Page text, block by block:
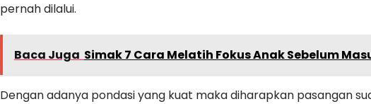
pernah dilalui.
Baca Juga Simak 7 Cara Melatih Fokus Anak Sebelum
Dengan adanya pondasi yang kuat maka diharapkan pasangan